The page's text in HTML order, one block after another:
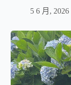
5 6 月, 2026